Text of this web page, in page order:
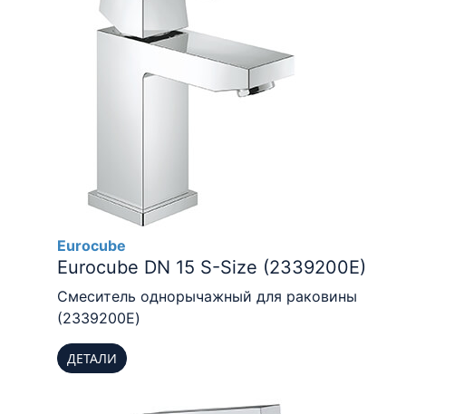
Eurocube
Eurocube DN 15 S-Size (2339200E)
Смеситель однорычажный для раковины
(2339200E)
ДЕТАЛИ